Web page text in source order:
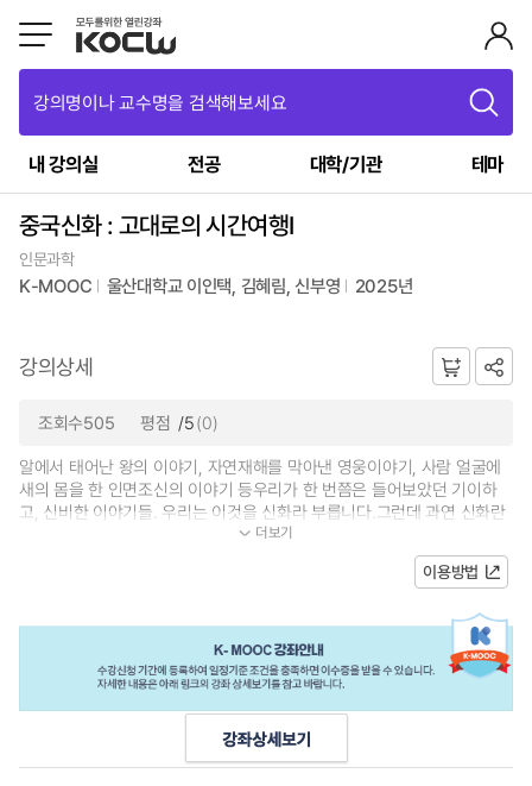
강의명이나 교수명을 검색해보세요
내 강의실 전공 대학/기관 테마
중국신화 : 고대로의 시간여행Ⅰ
인문과학
K-MOOC 울산대학교 이인택, 김혜림, 신부영 2025년
강의상세
조회수505 평점 /5(0)
알에서 태어난 왕의 이야기, 자연재해를 막아낸 영웅이야기, 사람 얼굴에
새의 몸을 한 인면조신의 이야기 등우리가 한 번쯤은 들어보았던 기이하
고, 신비한 이야기들. 우리는 이것을 신화라 부릅니다.그런데 과연 신화란
무엇일까요?신화(神話)는 고대인...더보기
이용방법